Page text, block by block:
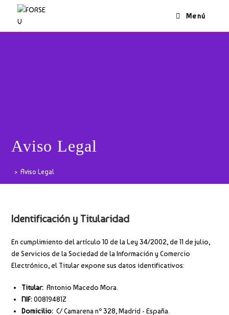
Menú
Aviso Legal
> Aviso Legal
Identificación y Titularidad
En cumplimiento del artículo 10 de la Ley 34/2002, de 11 de julio,
de Servicios de la Sociedad de la Información y Comercio
Electrónico, el Titular expone sus datos identificativos:
Titular: Antonio Macedo Mora.
NIF:00819481Z
Domicilio: C/ Camarena nº 328, Madrid - España.